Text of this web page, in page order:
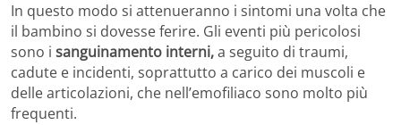
In questo modo si attenueranno i sintomi una volta che
il bambino si dovesse ferire. Gli eventi più pericolosi
sono i sanguinamento interni,a seguito di traumi,
cadute e incidenti, soprattutto a carico dei muscoli e
delle articolazioni, che nell’emofiliaco sono molto più
frequenti.